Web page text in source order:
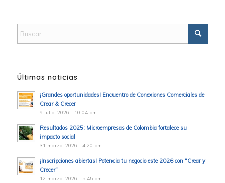
Últimas noticias
¡Grandes oportunidades! Encuentro de Conexiones Comerciales de
Crear & Crecer
9 julio, 2026 - 10:04 pm
Resultados 2025: Microempresas de Colombia fortalece su
impacto social
31 marzo, 2026 - 4:20 pm
¡Inscripciones abiertas! Potencia tu negocio este 2026 con “Crear y
Crecer”
12 marzo, 2026 - 5:45 pm